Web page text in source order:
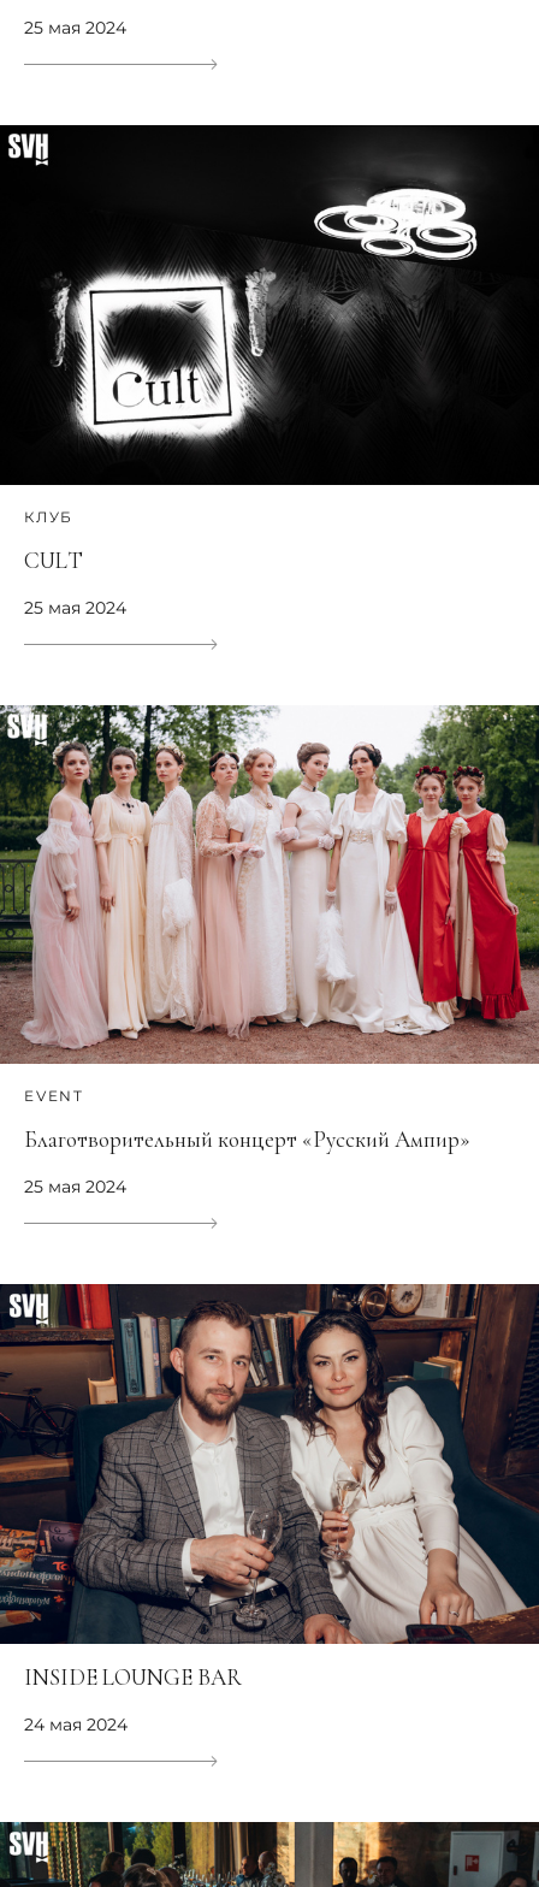
25 мая 2024
КЛУБ
CULT
25 мая 2024
EVENT
Благотворительный концерт «Русский Ампир»
25 мая 2024
INSIDE LOUNGE BAR
24 мая 2024